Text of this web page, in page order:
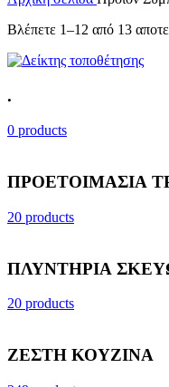
Βλέπετε 1–12 από 13
.
0 products
ΠΡΟΕΤΟΙΜΑΣΙΑ
20 products
ΠΛΥΝΤΗΡΙΑ
20 products
ΖΕΣΤΗ ΚΟΥΖΙΝΑ